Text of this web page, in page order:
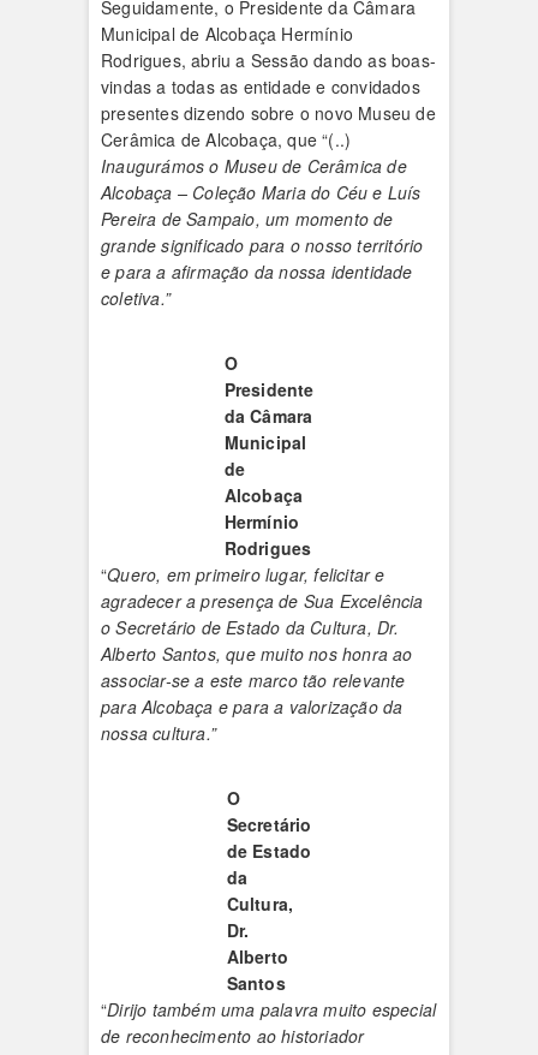
Seguidamente, o Presidente da Câmara
Municipal de Alcobaça Hermínio
Rodrigues, abriu a Sessão dando as boas-
vindas a todas as entidade e convidados
presentes dizendo sobre o novo Museu de
Cerâmica de Alcobaça, que “(..)
Inaugurámos o Museu de Cerâmica de
Alcobaça – Coleção Maria do Céu e Luís
Pereira de Sampaio, um momento de
grande significado para o nosso território
e para a afirmação da nossa identidade
coletiva.”
O
Presidente
da Câmara
Municipal
de
Alcobaça
Hermínio
Rodrigues
“Quero, em primeiro lugar, felicitar e
agradecer a presença de Sua Excelência
o Secretário de Estado da Cultura, Dr.
Alberto Santos, que muito nos honra ao
associar-se a este marco tão relevante
para Alcobaça e para a valorização da
nossa cultura.”
O
Secretário
de Estado
da
Cultura,
Dr.
Alberto
Santos
“Dirijo também uma palavra muito especial
de reconhecimento ao historiador